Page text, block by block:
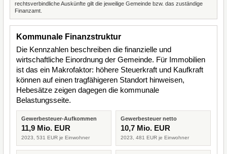
rechtsverbindliche Auskünfte gilt die jeweilige Gemeinde bzw. das zuständige
Finanzamt.
Kommunale Finanzstruktur
Die Kennzahlen beschreiben die finanzielle und
wirtschaftliche Einordnung der Gemeinde. Für Immobilien
ist das ein Makrofaktor: höhere Steuerkraft und Kaufkraft
können auf einen tragfähigeren Standort hinweisen,
Hebesätze zeigen dagegen die kommunale
Belastungsseite.
Gewerbesteuer-Aufkommen
11,9 Mio. EUR
2023, 531 EUR je Einwohner
Gewerbesteuer netto
10,7 Mio. EUR
2023, 481 EUR je Einwohner